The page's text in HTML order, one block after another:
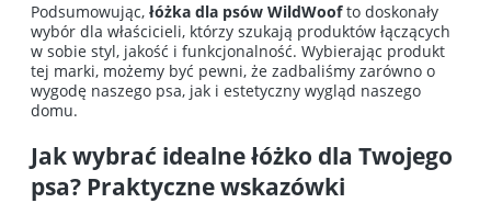
Podsumowując, łóżka dla psów WildWoofto doskonały
wybór dla właścicieli, którzy szukają produktów łączących
w sobie styl, jakość i funkcjonalność. Wybierając produkt
tej marki, możemy być pewni, że zadbaliśmy zarówno o
wygodę naszego psa, jak i estetyczny wygląd naszego
domu.
Jak wybrać idealne łóżko dla Twojego
psa? Praktyczne wskazówki